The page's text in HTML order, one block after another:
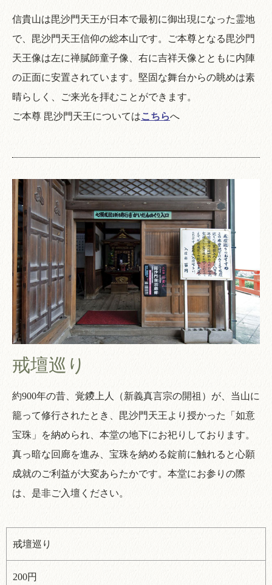
信貴山は毘沙門天王が日本で最初に御出現になった霊地
で、毘沙門天王信仰の総本山です。ご本尊となる毘沙門
天王像は左に禅膩師童子像、右に吉祥天像とともに内陣
の正面に安置されています。堅固な舞台からの眺めは素
晴らしく、ご来光を拝むことができます。
ご本尊 毘沙門天王についてはこちらへ
戒壇巡り
約900年の昔、覚鑁上人（新義真言宗の開祖）が、当山に
籠って修行されたとき、毘沙門天王より授かった「如意
宝珠」を納められ、本堂の地下にお祀りしております。
真っ暗な回廊を進み、宝珠を納める錠前に触れると心願
成就のご利益が大変あらたかです。本堂にお参りの際
は、是非ご入壇ください。
戒壇巡り
200円